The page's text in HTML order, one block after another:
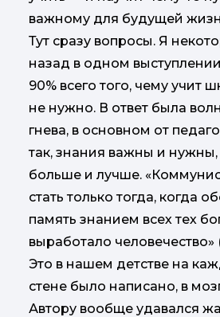
важному для будущей
Тут сразу вопросы. Я
назад в одном выступлении
90% всего того, чему учит
не нужно. В ответ была
гнева, в основном от
так, знания важны и
больше и лучше.
стать только тогда, когда
память знанием всех тех
выработало
Это в нашем детстве на
стене было написано, в
Автору вообще удавался